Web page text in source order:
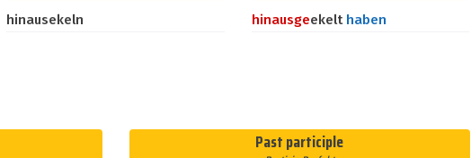
hinausekeln hinausgeekelt haben
Past participle